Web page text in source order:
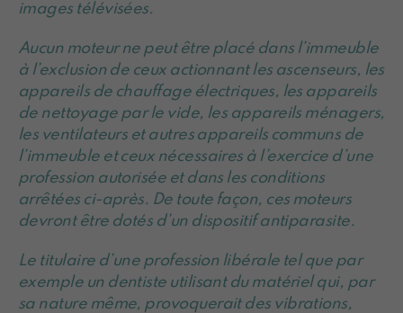
images télévisées.
Aucun moteur ne peut être placé dans l’immeuble
à l’exclusion de ceux actionnant les ascenseurs, les
appareils de chauffage électriques, les appareils
de nettoyage par le vide, les appareils ménagers,
les ventilateurs et autres appareils communs de
l’immeuble et ceux nécessaires à l’exercice d’une
profession autorisée et dans les conditions
arrêtées ci-après. De toute façon, ces moteurs
devront être dotés d’un dispositif antiparasite.
Le titulaire d’une profession libérale tel que par
exemple un dentiste utilisant du matériel qui, par
sa nature même, provoquerait des vibrations,